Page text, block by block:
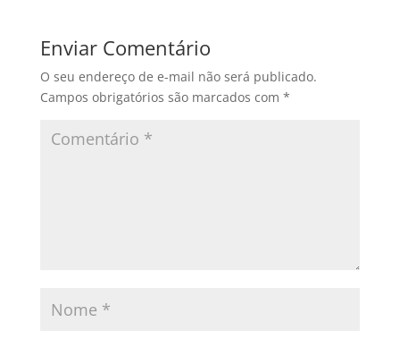
Enviar Comentário
O seu endereço de e-mail não será publicado.
Campos obrigatórios são marcados com *